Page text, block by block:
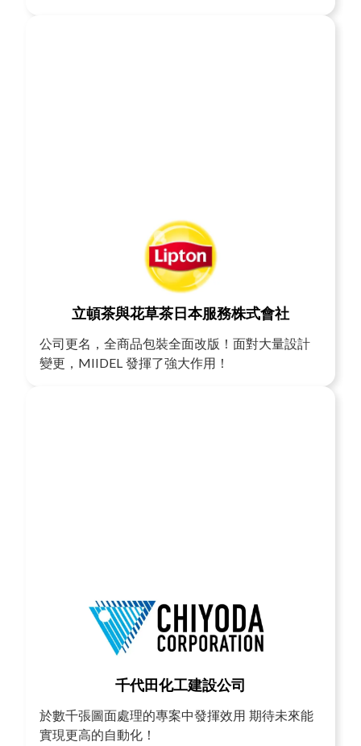
立頓茶與花草茶日本服務株式會社
公司更名，全商品包裝全面改版！面對大量設計
變更，MIIDEL 發揮了強大作用！
千代田化工建設公司
於數千張圖面處理的專案中發揮效用 期待未來能
實現更高的自動化！